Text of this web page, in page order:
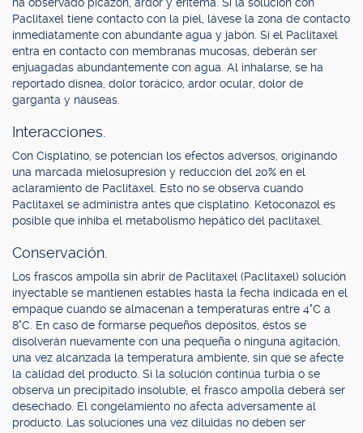
Paclitaxel tiene contacto con la piel, lávese la zona de contacto
inmediatamente con abundante agua y jabón. Si el Paclitaxel
entra en contacto con membranas mucosas, deberán ser
enjuagadas abundantemente con agua. Al inhalarse, se ha
reportado disnea, dolor torácico, ardor ocular, dolor de
garganta y náuseas.
Interacciones.
Con Cisplatino, se potencian los efectos adversos, originando
una marcada mielosupresión y reducción del 20% en el
aclaramiento de Paclitaxel. Esto no se observa cuando
Paclitaxel se administra antes que cisplatino. Ketoconazol es
posible que inhiba el metabolismo hepático del paclitaxel.
Conservación.
Los frascos ampolla sin abrir de Paclitaxel (Paclitaxel) solución
inyectable se mantienen estables hasta la fecha indicada en el
empaque cuando se almacenan a temperaturas entre 4°C a
8°C. En caso de formarse pequeños depósitos, éstos se
disolverán nuevamente con una pequeña o ninguna agitación,
una vez alcanzada la temperatura ambiente, sin que se afecte
la calidad del producto. Si la solución continúa turbia o se
observa un precipitado insoluble, el frasco ampolla deberá ser
desechado. El congelamiento no afecta adversamente al
producto. Las soluciones una vez diluidas no deben ser